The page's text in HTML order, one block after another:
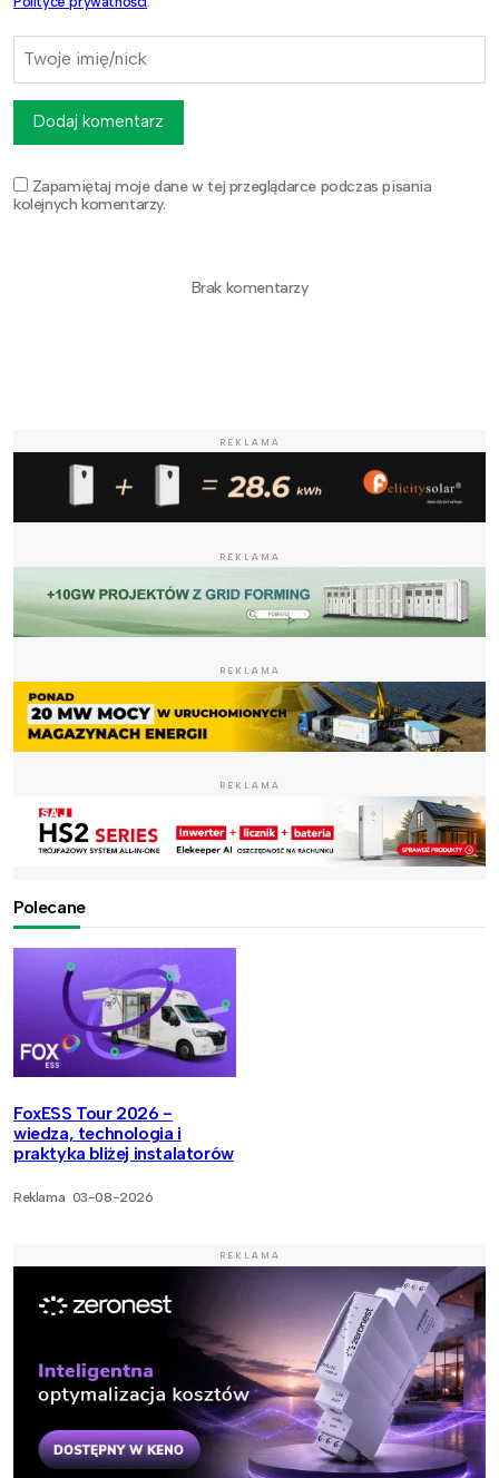
Zapamiętaj moje dane w tej przeglądarce podczas pisania
kolejnych komentarzy.
Dodaj komentarz
Brak komentarzy
REKLAMA
REKLAMA
REKLAMA
REKLAMA
Polecane
FoxESS Tour 2026 -
wiedza, technologia i
praktyka bliżej instalatorów
Reklama 03-08-2026
REKLAMA